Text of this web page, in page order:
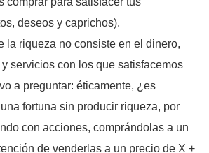
deseos y caprichos).
la riqueza no consiste en el dinero,
servicios con los que satisfacemos
a preguntar: éticamente, ¿es
fortuna sin producir riqueza, por
con acciones, comprándolas a un
de venderlas a un precio de X +